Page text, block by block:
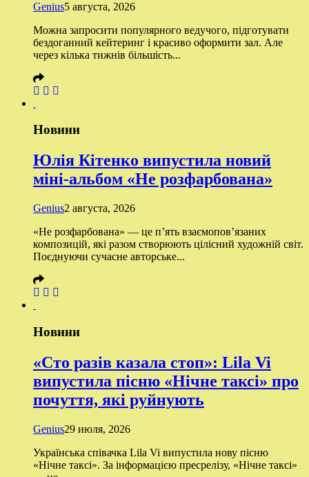
Genius5 августа, 2026
Можна запросити популярного ведучого, підготувати
бездоганний кейтеринг і красиво оформити зал. Але
через кілька тижнів більшість...
Новини
Юлія Кітенко випустила новий
міні-альбом «Не розфарбована»
Genius2 августа, 2026
«Не розфарбована» — це п’ять взаємопов’язаних
композицій, які разом створюють цілісний художній світ.
Поєднуючи сучасне авторське...
Новини
«Сто разів казала стоп»: Lila Vi
випустила пісню «Нічне таксі» про
почуття, які руйнують
Genius29 июля, 2026
Українська співачка Lila Vi випустила нову пісню
«Нічне таксі». За інформацією пресрелізу, «Нічне таксі»